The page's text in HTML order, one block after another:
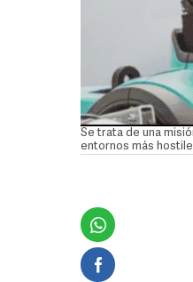
Se trata de una
entornos más